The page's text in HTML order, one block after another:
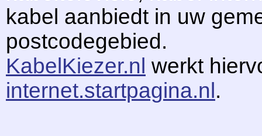
kabel aanbiedt in uw
postcodegebied.
KabelKiezer.nl werkt
internet.startpagina.nl.